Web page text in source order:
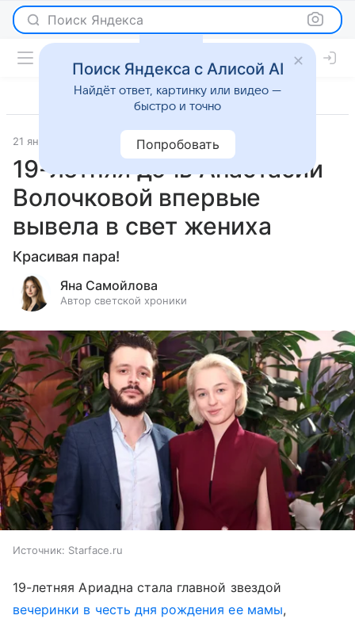
Поиск Яндекса
21 января 2025 Светская жизнь
19-летняя дочь Анастасии
Волочковой впервые
вывела в свет жениха
Красивая пара!
Яна Самойлова
Автор светской хроники
Источник: Starface.ru
19-летняя Ариадна стала главной звездой
вечеринки в честь дня рождения ее мамы,
Поиск Яндекса с Алисой AI
Найдёт ответ, картинку или видео —
быстро и точно
Попробовать